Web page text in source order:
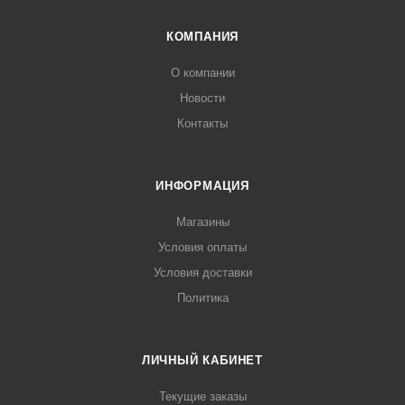
КОМПАНИЯ
О компании
Новости
Контакты
ИНФОРМАЦИЯ
Магазины
Условия оплаты
Условия доставки
Политика
ЛИЧНЫЙ КАБИНЕТ
Текущие заказы